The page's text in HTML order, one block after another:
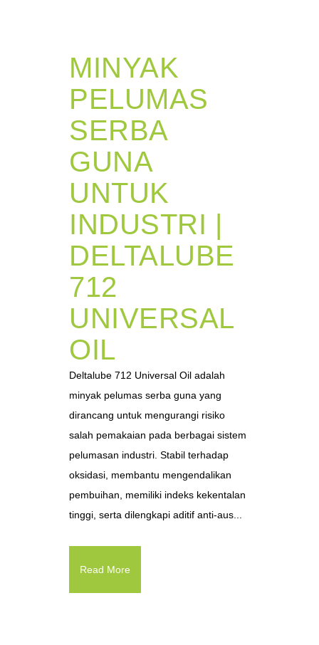
MINYAK
PELUMAS
SERBA
GUNA
UNTUK
INDUSTRI |
DELTALUBE
712
UNIVERSAL
OIL
Deltalube 712 Universal Oil adalah
minyak pelumas serba guna yang
dirancang untuk mengurangi risiko
salah pemakaian pada berbagai sistem
pelumasan industri. Stabil terhadap
oksidasi, membantu mengendalikan
pembuihan, memiliki indeks kekentalan
tinggi, serta dilengkapi aditif anti-aus...
Read More